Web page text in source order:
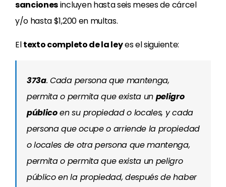
sancionesincluyen hasta seis meses de cárcel
y/o hasta $1,200 en multas.
Eltexto completo de la leyes el siguiente:
373a. Cada persona que mantenga,
permita o permita que exista un peligro
públicoen su propiedad o locales, y cada
persona que ocupe o arriende la propiedad
o locales de otra persona que mantenga,
permita o permita que exista un peligro
público en la propiedad, después de haber